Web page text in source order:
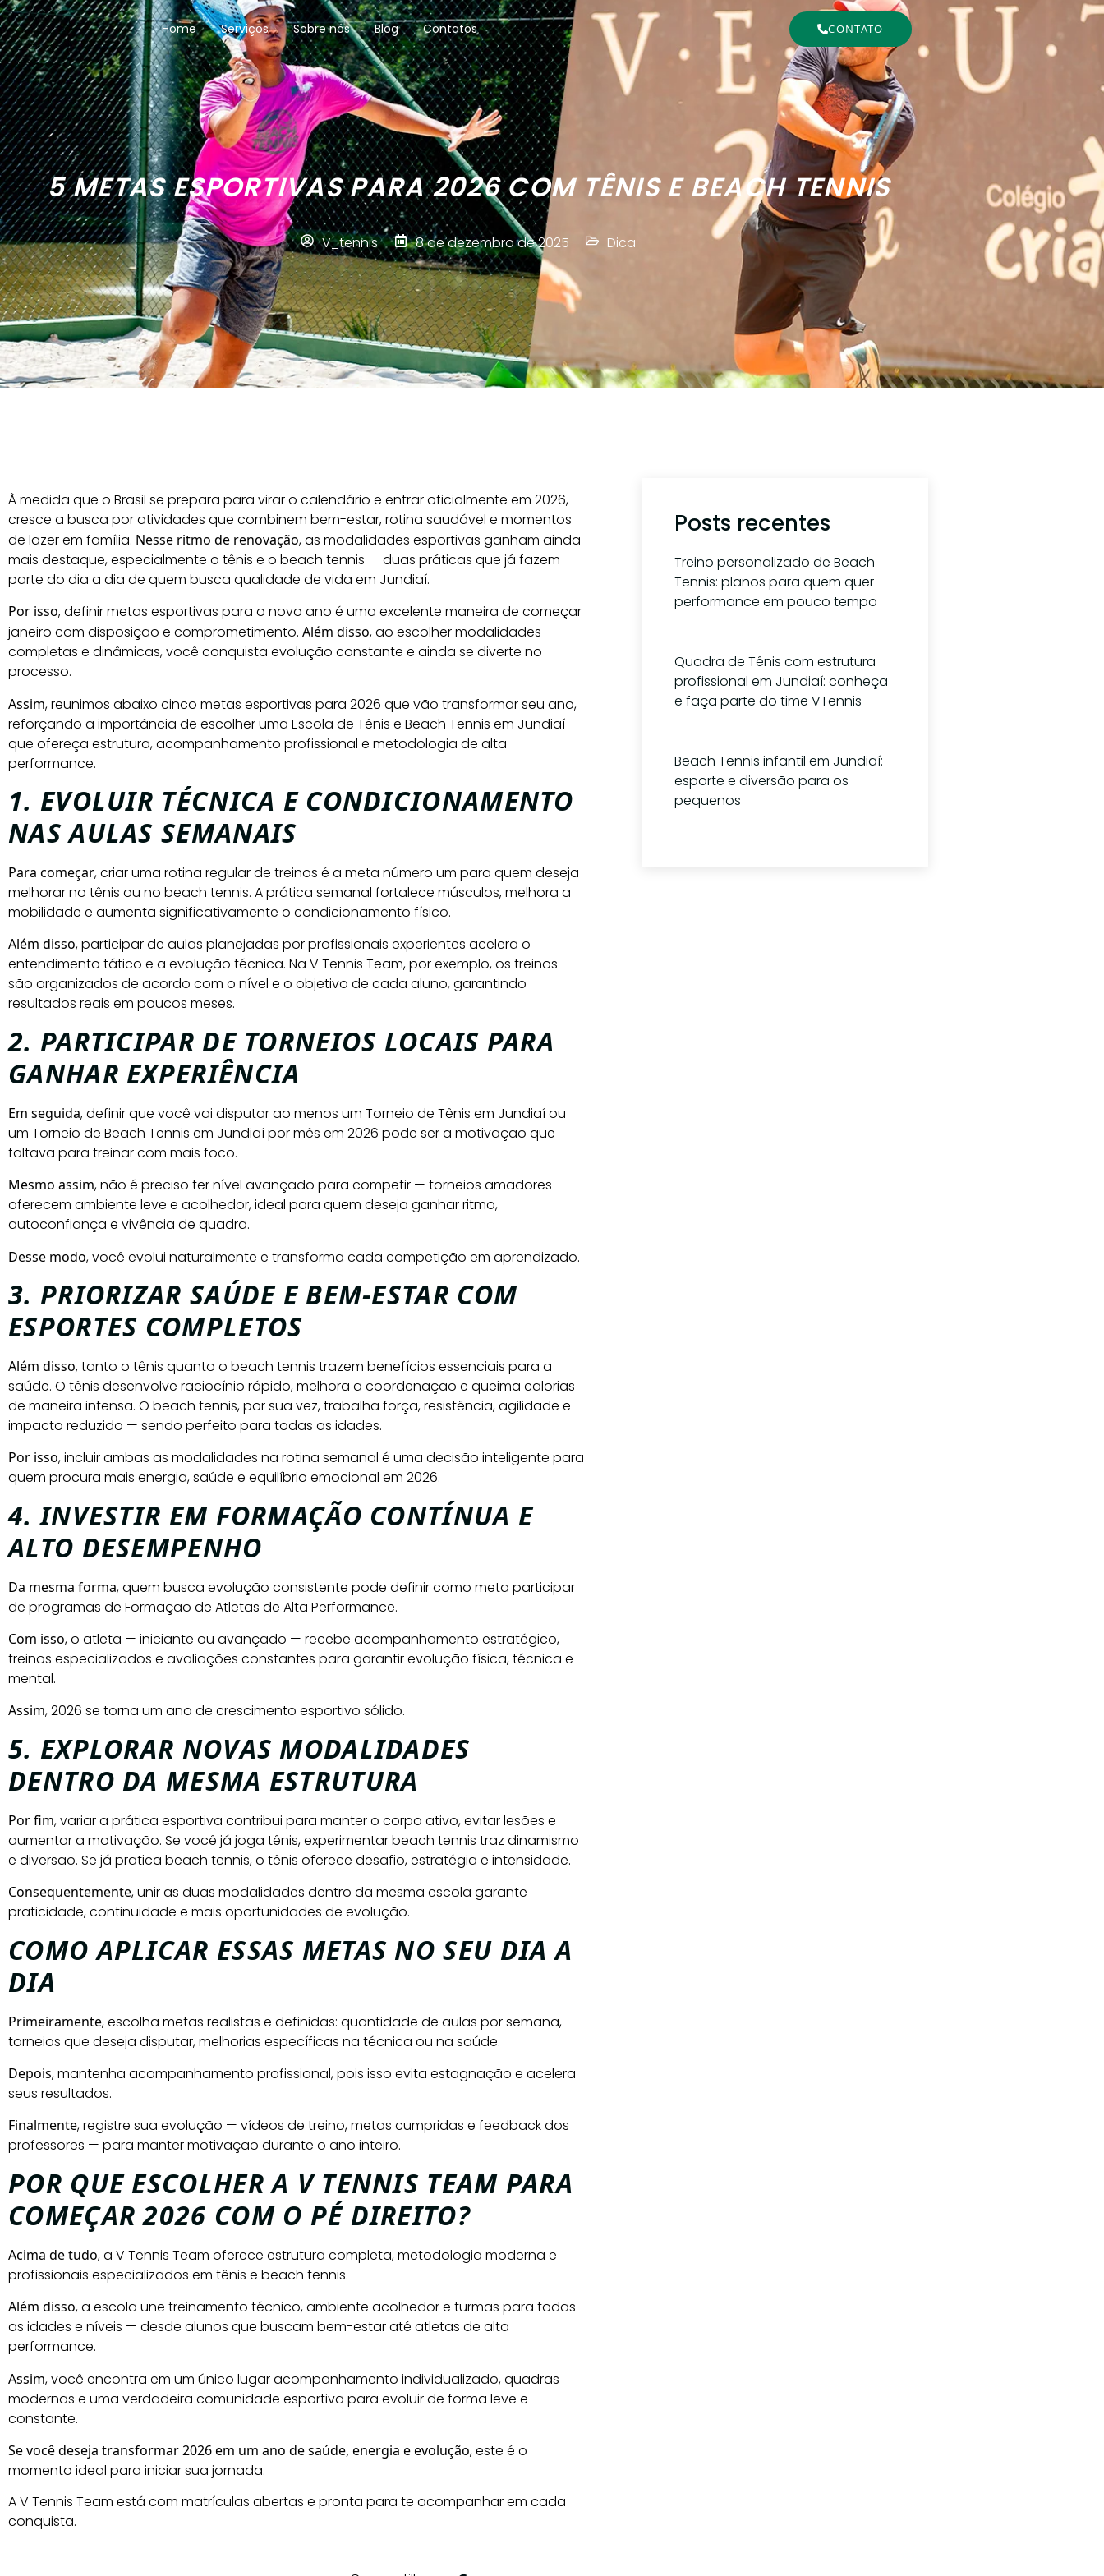
Home Serviços Sobre nós Blog Contatos CONTATO
5 METAS ESPORTIVAS PARA 2026 COM TÊNIS E BEACH TENNIS
V_tennis 8 de dezembro de 2025 Dica
À medida que o Brasil se prepara para virar o calendário e entrar oficialmente em 2026,
cresce a busca por atividades que combinem bem-estar, rotina saudável e momentos
de lazer em família. Nesse ritmo de renovação, as modalidades esportivas ganham ainda
mais destaque, especialmente o tênis e o beach tennis — duas práticas que já fazem
parte do dia a dia de quem busca qualidade de vida em Jundiaí.
Por isso, definir metas esportivas para o novo ano é uma excelente maneira de começar
janeiro com disposição e comprometimento. Além disso, ao escolher modalidades
completas e dinâmicas, você conquista evolução constante e ainda se diverte no
processo.
Assim, reunimos abaixo cinco metas esportivas para 2026 que vão transformar seu ano,
reforçando a importância de escolher uma Escola de Tênis e Beach Tennis em Jundiaí
que ofereça estrutura, acompanhamento profissional e metodologia de alta
performance.
1. EVOLUIR TÉCNICA E CONDICIONAMENTO
NAS AULAS SEMANAIS
Para começar, criar uma rotina regular de treinos é a meta número um para quem deseja
melhorar no tênis ou no beach tennis. A prática semanal fortalece músculos, melhora a
mobilidade e aumenta significativamente o condicionamento físico.
Além disso, participar de aulas planejadas por profissionais experientes acelera o
entendimento tático e a evolução técnica. Na V Tennis Team, por exemplo, os treinos
são organizados de acordo com o nível e o objetivo de cada aluno, garantindo
resultados reais em poucos meses.
2. PARTICIPAR DE TORNEIOS LOCAIS PARA
GANHAR EXPERIÊNCIA
Em seguida, definir que você vai disputar ao menos um Torneio de Tênis em Jundiaí ou
um Torneio de Beach Tennis em Jundiaí por mês em 2026 pode ser a motivação que
faltava para treinar com mais foco.
Mesmo assim, não é preciso ter nível avançado para competir — torneios amadores
oferecem ambiente leve e acolhedor, ideal para quem deseja ganhar ritmo,
autoconfiança e vivência de quadra.
Desse modo, você evolui naturalmente e transforma cada competição em aprendizado.
3. PRIORIZAR SAÚDE E BEM-ESTAR COM
ESPORTES COMPLETOS
Além disso, tanto o tênis quanto o beach tennis trazem benefícios essenciais para a
saúde. O tênis desenvolve raciocínio rápido, melhora a coordenação e queima calorias
de maneira intensa. O beach tennis, por sua vez, trabalha força, resistência, agilidade e
impacto reduzido — sendo perfeito para todas as idades.
Por isso, incluir ambas as modalidades na rotina semanal é uma decisão inteligente para
quem procura mais energia, saúde e equilíbrio emocional em 2026.
4. INVESTIR EM FORMAÇÃO CONTÍNUA E
ALTO DESEMPENHO
Da mesma forma, quem busca evolução consistente pode definir como meta participar
de programas de Formação de Atletas de Alta Performance.
Com isso, o atleta — iniciante ou avançado — recebe acompanhamento estratégico,
treinos especializados e avaliações constantes para garantir evolução física, técnica e
mental.
Assim, 2026 se torna um ano de crescimento esportivo sólido.
5. EXPLORAR NOVAS MODALIDADES
DENTRO DA MESMA ESTRUTURA
Por fim, variar a prática esportiva contribui para manter o corpo ativo, evitar lesões e
aumentar a motivação. Se você já joga tênis, experimentar beach tennis traz dinamismo
e diversão. Se já pratica beach tennis, o tênis oferece desafio, estratégia e intensidade.
Consequentemente, unir as duas modalidades dentro da mesma escola garante
praticidade, continuidade e mais oportunidades de evolução.
COMO APLICAR ESSAS METAS NO SEU DIA A
DIA
Primeiramente, escolha metas realistas e definidas: quantidade de aulas por semana,
torneios que deseja disputar, melhorias específicas na técnica ou na saúde.
Depois, mantenha acompanhamento profissional, pois isso evita estagnação e acelera
seus resultados.
Finalmente, registre sua evolução — vídeos de treino, metas cumpridas e feedback dos
professores — para manter motivação durante o ano inteiro.
POR QUE ESCOLHER A V TENNIS TEAM PARA
COMEÇAR 2026 COM O PÉ DIREITO?
Acima de tudo, a V Tennis Team oferece estrutura completa, metodologia moderna e
profissionais especializados em tênis e beach tennis.
Além disso, a escola une treinamento técnico, ambiente acolhedor e turmas para todas
as idades e níveis — desde alunos que buscam bem-estar até atletas de alta
performance.
Assim, você encontra em um único lugar acompanhamento individualizado, quadras
modernas e uma verdadeira comunidade esportiva para evoluir de forma leve e
constante.
Se você deseja transformar 2026 em um ano de saúde, energia e evolução, este é o
momento ideal para iniciar sua jornada.
A V Tennis Team está com matrículas abertas e pronta para te acompanhar em cada
conquista.
Posts recentes
Treino personalizado de Beach
Tennis: planos para quem quer
performance em pouco tempo
Quadra de Tênis com estrutura
profissional em Jundiaí: conheça
e faça parte do time VTennis
Beach Tennis infantil em Jundiaí:
esporte e diversão para os
pequenos